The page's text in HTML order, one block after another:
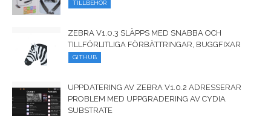
TILLBEHÖR
ZEBRA V1.0.3 SLÄPPS MED SNABBA OCH
TILLFÖRLITLIGA FÖRBÄTTRINGAR, BUGGFIXAR
GITHUB
UPPDATERING AV ZEBRA V1.0.2 ADRESSERAR
PROBLEM MED UPPGRADERING AV CYDIA
SUBSTRATE